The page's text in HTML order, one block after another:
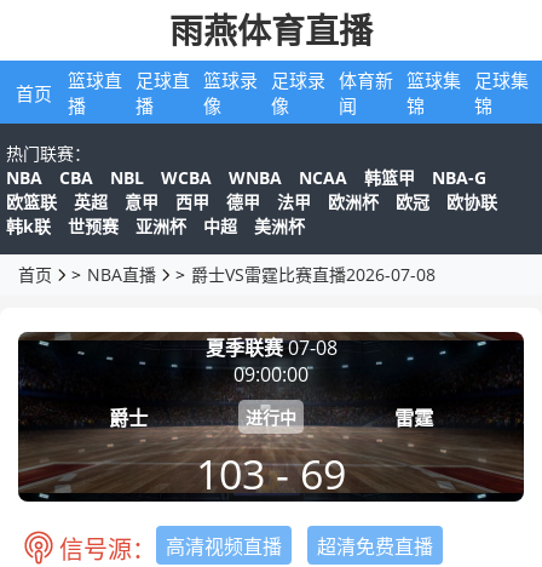
雨燕体育直播
首页
篮球直
播
足球直
播
篮球录
像
足球录
像
体育新
闻
篮球集
锦
足球集
锦
热门联赛：
NBA
CBA NBL WCBA WNBA NCAA 韩篮甲
NBA-G
欧篮联
英超 意甲 西甲 德甲 法甲 欧洲杯 欧冠
欧协联
韩k联
世预赛 亚洲杯 中超 美洲杯
首页 > NBA直播 > 爵士VS雷霆比赛直播2026-07-08
爵士
夏季联赛07-08
09:00:00
进行中
103 - 69
雷霆
信号源： 高清视频直播 超清免费直播